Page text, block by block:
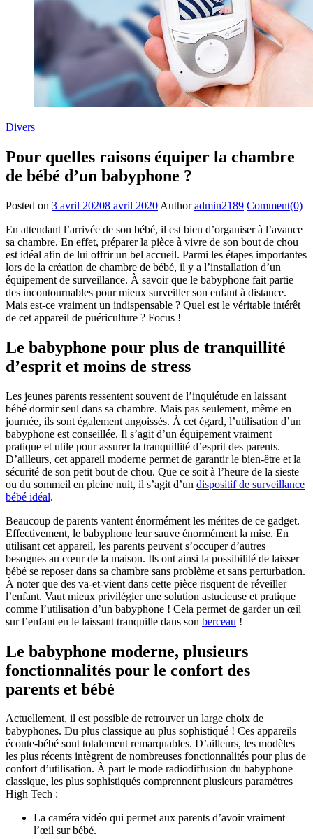
Divers
Pour quelles raisons équiper la chambre
de bébé d’un babyphone ?
Posted on 3 avril 20208 avril 2020 Author admin2189 Comment(0)
En attendant l’arrivée de son bébé, il est bien d’organiser à l’avance
sa chambre. En effet, préparer la pièce à vivre de son bout de chou
est idéal afin de lui offrir un bel accueil. Parmi les étapes importantes
lors de la création de chambre de bébé, il y a l’installation d’un
équipement de surveillance. À savoir que le babyphone fait partie
des incontournables pour mieux surveiller son enfant à distance.
Mais est-ce vraiment un indispensable ? Quel est le véritable intérêt
de cet appareil de puériculture ? Focus !
Le babyphone pour plus de tranquillité
d’esprit et moins de stress
Les jeunes parents ressentent souvent de l’inquiétude en laissant
bébé dormir seul dans sa chambre. Mais pas seulement, même en
journée, ils sont également angoissés. À cet égard, l’utilisation d’un
babyphone est conseillée. Il s’agit d’un équipement vraiment
pratique et utile pour assurer la tranquillité d’esprit des parents.
D’ailleurs, cet appareil moderne permet de garantir le bien-être et la
sécurité de son petit bout de chou. Que ce soit à l’heure de la sieste
ou du sommeil en pleine nuit, il s’agit d’un dispositif de surveillance
bébé idéal.
Beaucoup de parents vantent énormément les mérites de ce gadget.
Effectivement, le babyphone leur sauve énormément la mise. En
utilisant cet appareil, les parents peuvent s’occuper d’autres
besognes au cœur de la maison. Ils ont ainsi la possibilité de laisser
bébé se reposer dans sa chambre sans problème et sans perturbation.
À noter que des va-et-vient dans cette pièce risquent de réveiller
l’enfant. Vaut mieux privilégier une solution astucieuse et pratique
comme l’utilisation d’un babyphone ! Cela permet de garder un œil
sur l’enfant en le laissant tranquille dans son berceau !
Le babyphone moderne, plusieurs
fonctionnalités pour le confort des
parents et bébé
Actuellement, il est possible de retrouver un large choix de
babyphones. Du plus classique au plus sophistiqué ! Ces appareils
écoute-bébé sont totalement remarquables. D’ailleurs, les modèles
les plus récents intègrent de nombreuses fonctionnalités pour plus de
confort d’utilisation. À part le mode radiodiffusion du babyphone
classique, les plus sophistiqués comprennent plusieurs paramètres
High Tech :
La caméra vidéo qui permet aux parents d’avoir vraiment
l’œil sur bébé.